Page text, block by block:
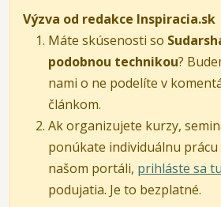
Výzva od redakce Inspiracia.sk
Máte skúsenosti so
podobnou technikou?
nami o ne podelíte v
článkom.
Ak organizujete kurzy,
ponúkate individuálnu prácu
našom portáli, prihláste sa tu
podujatia. Je to bezplatné.​​​